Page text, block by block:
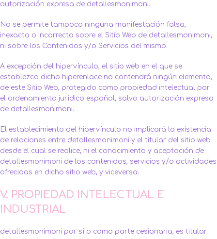
autorización expresa de detallesmonimoni.
No se permite tampoco ninguna manifestación falsa,
inexacta o incorrecta sobre el Sitio Web de detallesmonimoni,
ni sobre los Contenidos y/o Servicios del mismo.
A excepción del hipervínculo, el sitio web en el que se
establezca dicho hiperenlace no contendrá ningún elemento,
de este Sitio Web, protegido como propiedad intelectual por
el ordenamiento jurídico español, salvo autorización expresa
de detallesmonimoni.
El establecimiento del hipervínculo no implicará la existencia
de relaciones entre detallesmonimoni y el titular del sitio web
desde el cual se realice, ni el conocimiento y aceptación de
detallesmonimoni de los contenidos, servicios y/o actividades
ofrecidas en dicho sitio web, y viceversa.
V. PROPIEDAD INTELECTUAL E
INDUSTRIAL
detallesmonimoni por sí o como parte cesionaria, es titular